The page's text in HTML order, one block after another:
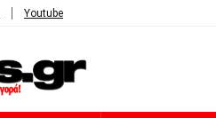
Youtube